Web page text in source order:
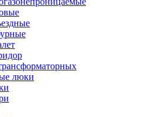
люки